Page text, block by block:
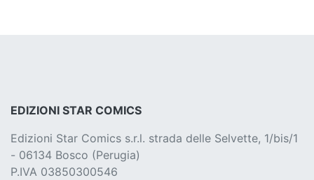
EDIZIONI STAR COMICS
Edizioni Star Comics s.r.l. strada delle Selvette, 1/bis/1
- 06134 Bosco (Perugia)
P.IVA 03850300546